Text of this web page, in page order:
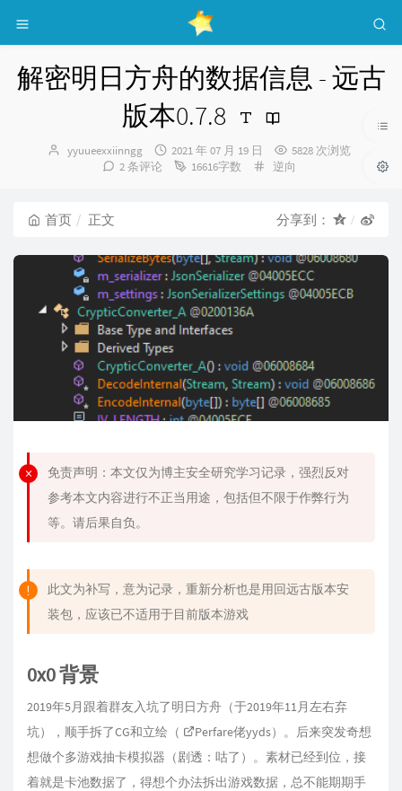
解密明日方舟的数据信息 - 远古
版本0.7.8
博
yyuueexxiinngg
发
布
2021 年 07 月 19 日
5828 次浏览
2 条评论
16616字数
分
逆向
首页 正文 分享到：
免责声明：本文仅为博主安全研究学习记录，强烈反对
参考本文内容进行不正当用途，包括但不限于作弊行为
等。请后果自负。
此文为补写，意为记录，重新分析也是用回远古版本安
装包，应该已不适用于目前版本游戏
0x0 背景
2019年5月跟着群友入坑了明日方舟（于2019年11月左右弃
坑），顺手拆了CG和立绘（
Perfare佬yyds）。后来突发奇想
想做个多游戏抽卡模拟器（剧透：咕了）。素材已经到位，接
着就是卡池数据了，得想个办法拆出游戏数据，总不能期期手